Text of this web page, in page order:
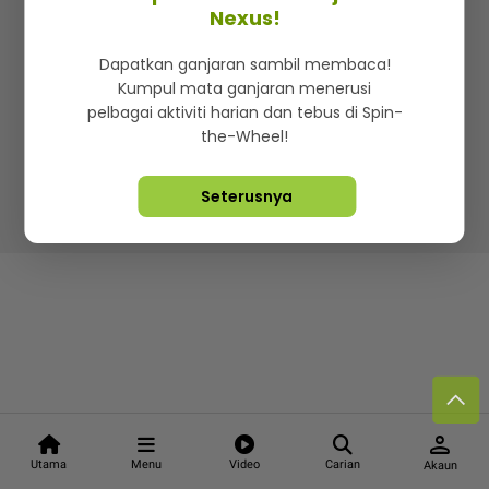
Utama Menu Video Carian
person
Akaun
Iklan di SMG360
Terma & Syarat Dasar Privasi
Lebih hot, viral dan sensasi
Hakcipta Terpelihara ©2026. Star Media Group Berhad
Nexus!
Dapatkan ganjaran sambil membaca!
Kumpul mata ganjaran menerusi
pelbagai aktiviti harian dan tebus di Spin-
the-Wheel!
Seterusnya